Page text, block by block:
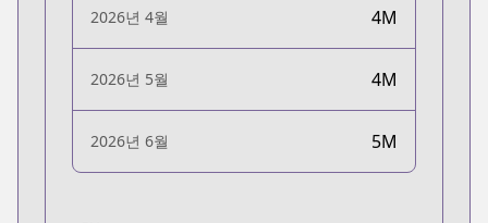
2026년 4월 4M
2026년 5월 4M
2026년 6월 5M